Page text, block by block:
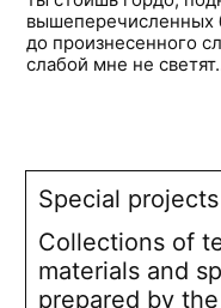
вышеперечисленных
до произнесенного
слабой мне не
Special projects
Collections of
materials and
prepared by